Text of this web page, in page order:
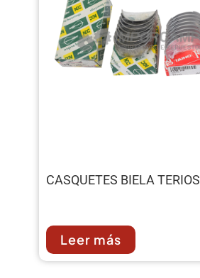
CASQUETES BIELA TERIOS
Leer más